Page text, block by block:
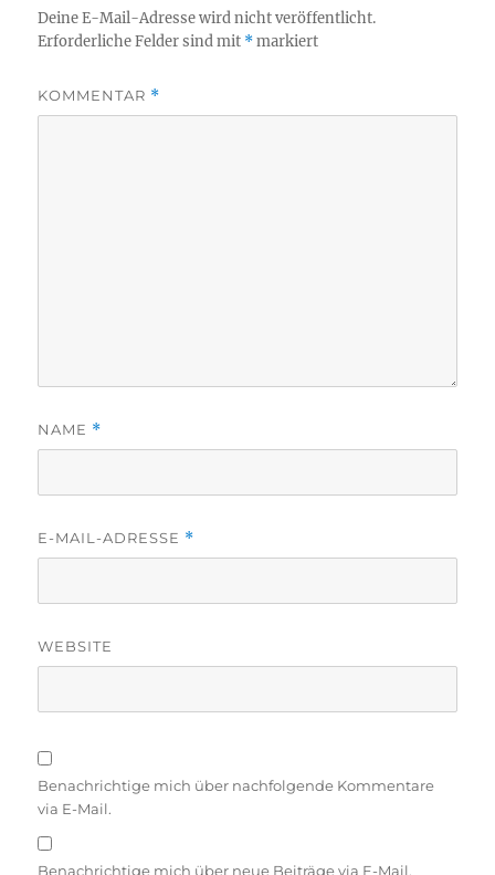
Deine E-Mail-Adresse wird nicht veröffentlicht.
Erforderliche Felder sind mit *markiert
KOMMENTAR *
NAME *
E-MAIL-ADRESSE *
WEBSITE
Benachrichtige mich über nachfolgende Kommentare
via E-Mail.
Benachrichtige mich über neue Beiträge via E-Mail.